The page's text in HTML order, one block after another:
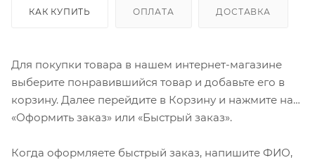
КАК КУПИТЬ ОПЛАТА ДОСТАВКА
Для покупки товара в нашем интернет-магазине
выберите понравившийся товар и добавьте его в
корзину. Далее перейдите в Корзину и нажмите на
«Оформить заказ» или «Быстрый заказ».
Когда оформляете быстрый заказ, напишите ФИО,